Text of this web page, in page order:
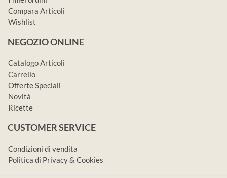
Compara Articoli
Wishlist
NEGOZIO ONLINE
Catalogo Articoli
Carrello
Offerte Speciali
Novità
Ricette
CUSTOMER SERVICE
Condizioni di vendita
Politica di Privacy & Cookies